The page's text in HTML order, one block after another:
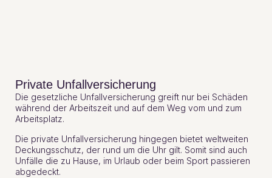
Private Unfallversicherung
Die gesetzliche Unfallversicherung greift nur bei Schäden
während der Arbeitszeit und auf dem Weg vom und zum
Arbeitsplatz.
Die private Unfallversicherung hingegen bietet weltweiten
Deckungsschutz, der rund um die Uhr gilt. Somit sind auch
Unfälle die zu Hause, im Urlaub oder beim Sport passieren
abgedeckt.